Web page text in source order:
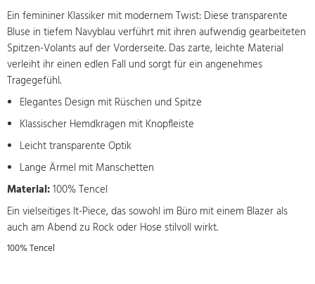
Ein femininer Klassiker mit modernem Twist: Diese transparente
Bluse in tiefem Navyblau verführt mit ihren aufwendig gearbeiteten
Spitzen-Volants auf der Vorderseite. Das zarte, leichte Material
verleiht ihr einen edlen Fall und sorgt für ein angenehmes
Tragegefühl.
Elegantes Design mit Rüschen und Spitze
Klassischer Hemdkragen mit Knopfleiste
Leicht transparente Optik
Lange Ärmel mit Manschetten
Material:100% Tencel
Ein vielseitiges It-Piece, das sowohl im Büro mit einem Blazer als
auch am Abend zu Rock oder Hose stilvoll wirkt.
100% Tencel